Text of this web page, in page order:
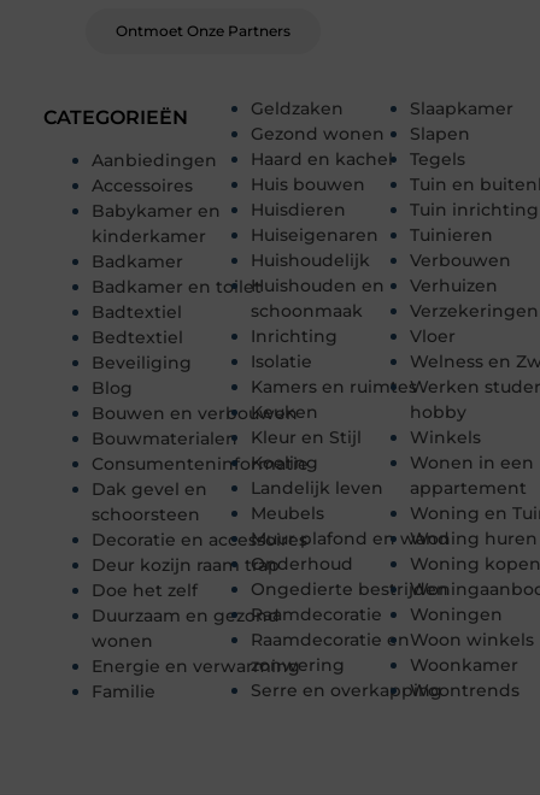
CATEGORIEËN
Aanbiedingen
Accessoires
Babykamer en
kinderkamer
Badkamer
Badkamer en toilet
Badtextiel
Bedtextiel
Beveiliging
Blog
Bouwen en verbouwen
Bouwmaterialen
Consumenteninformatie
Dak gevel en
schoorsteen
Decoratie en accessoires
Deur kozijn raam trap
Doe het zelf
Duurzaam en gezond
wonen
Energie en verwarming
Familie
Geldzaken
Gezond wonen
Haard en kachel
Huis bouwen
Huisdieren
Huiseigenaren
Huishoudelijk
Huishouden en
schoonmaak
Inrichting
Isolatie
Kamers en ruimtes
Keuken
Kleur en Stijl
Koeling
Landelijk leven
Meubels
Muur plafond en wand
Onderhoud
Ongedierte bestrijden
Raamdecoratie
Raamdecoratie en
zonwering
Serre en overkapping
Slaapkamer
Slapen
Tegels
Tuin en
Tuin inrichting
Tuinieren
Verbouwen
Verhuizen
Verzekeringen
Vloer
Welness en
Werken
hobby
Winkels
Wonen in een
appartement
Woning en
Woning huren
Woning
Woningen
Woon winkels
Woonkamer
Woontrends
Ontmoet Onze Partners